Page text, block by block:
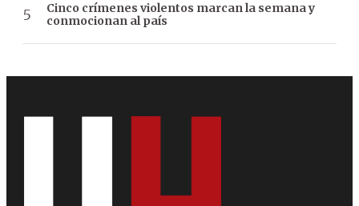
Cinco crímenes violentos marcan la semana y
conmocionan al país